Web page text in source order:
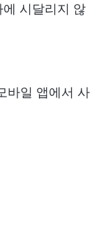
시달리지 않
바일 앱에서 사